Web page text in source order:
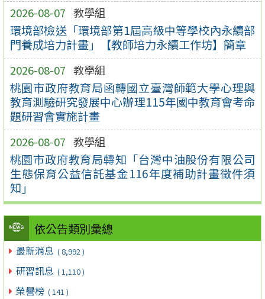
2026-08-07 教學組
環境部檢送「環境部第1屆高級中等學校內永續部
門養成培力計畫」【教師培力永續工作坊】簡章
2026-08-07 教學組
桃園市政府教育局函轉國立臺灣師範大學心理與
教育測驗研究發展中心辦理115年國中教育會考命
題研習會實施計畫
2026-08-07 教學組
桃園市政府教育局轉知「台灣中油股份有限公司
生態保育公益信託基金116年度補助計畫徵件須
知」
依公告類別彙總
最新消息 ( 8,992 )
研習訊息 ( 1,110 )
榮譽榜 ( 141 )